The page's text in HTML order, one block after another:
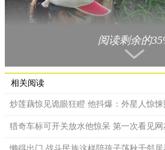
单身汉群还不太习惯训练课程，偶尔还
阅读剩余的
相关阅读
炒莲藕惊见诡眼狂瞪 他抖爆：外星人惊悚
猎奇车标可开关放水他惊呆 第一次看见网